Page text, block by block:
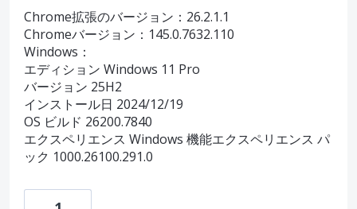
Chrome拡張のバージョン：26.2.1.1
Chromeバージョン：145.0.7632.110
Windows：
エディション Windows 11 Pro
バージョン 25H2
インストール日 ‎2024/‎12/‎19
OS ビルド 26200.7840
エクスペリエンス Windows 機能エクスペリエンス パ
ック 1000.26100.291.0